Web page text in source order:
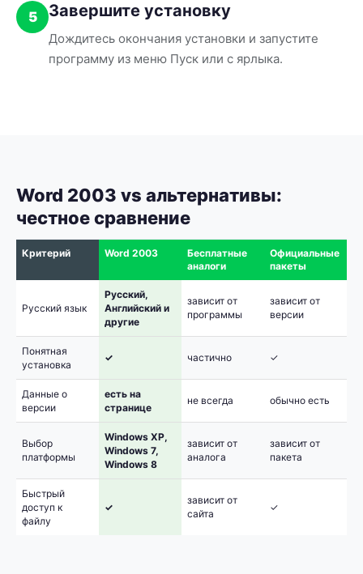
5 Завершите установку
Дождитесь окончания установки и запустите
программу из меню Пуск или с ярлыка.
Word 2003 vs альтернативы:
честное сравнение
Критерий Word 2003
Бесплатные
аналоги
Официальные
пакеты
Русский язык
Русский,
Английский и
другие
зависит от
программы
зависит от
версии
Понятная
установка
✓ частично ✓
Данные о
версии
есть на
странице
не всегда обычно есть
Выбор
платформы
Windows XP,
Windows 7,
Windows 8
зависит от
аналога
зависит от
пакета
Быстрый
доступ к
файлу
✓
зависит от
сайта
✓